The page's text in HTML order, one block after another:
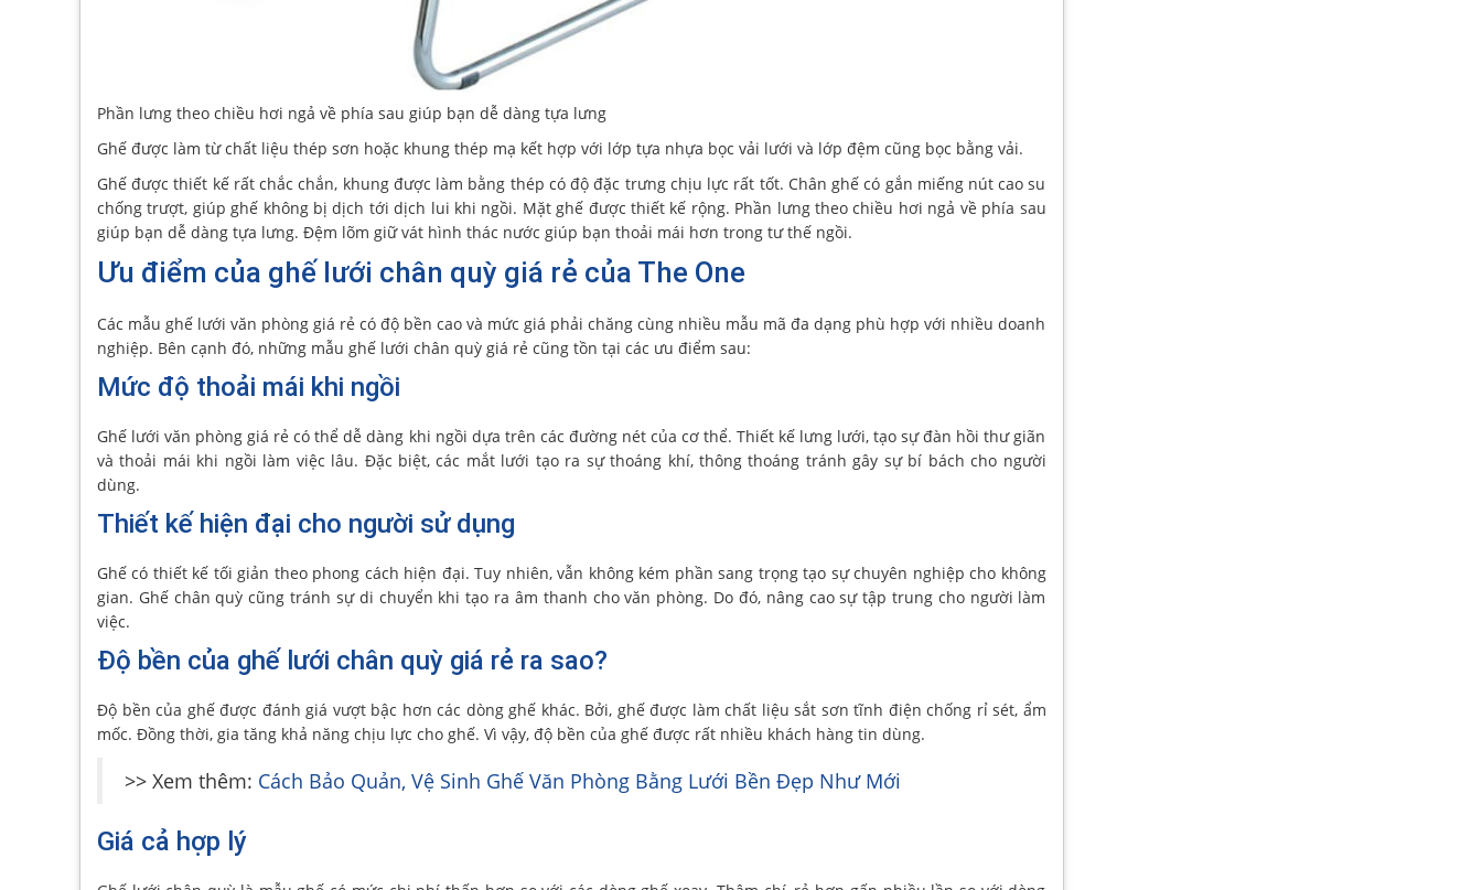
Phần lưng theo chiều hơi ngả về phía sau giúp bạn dễ dàng tựa lưng
Ghế được làm từ chất liệu thép sơn hoặc khung thép mạ kết hợp với lớp tựa nhựa bọc vải lưới và lớp đệm cũng bọc bằng vải.
Ghế được thiết kế rất chắc chắn, khung được làm bằng thép có độ đặc trưng chịu lực rất tốt. Chân ghế có gắn miếng nút cao su
chống trượt, giúp ghế không bị dịch tới dịch lui khi ngồi. Mặt ghế được thiết kế rộng. Phần lưng theo chiều hơi ngả về phía sau
giúp bạn dễ dàng tựa lưng. Đệm lõm giữ vát hình thác nước giúp bạn thoải mái hơn trong tư thế ngồi.
Ưu điểm của ghế lưới chân quỳ giá rẻ của The One
Các mẫu ghế lưới văn phòng giá rẻ có độ bền cao và mức giá phải chăng cùng nhiều mẫu mã đa dạng phù hợp với nhiều doanh
nghiệp. Bên cạnh đó, những mẫu ghế lưới chân quỳ giá rẻ cũng tồn tại các ưu điểm sau:
Mức độ thoải mái khi ngồi
Ghế lưới văn phòng giá rẻ có thể dễ dàng khi ngồi dựa trên các đường nét của cơ thể. Thiết kế lưng lưới, tạo sự đàn hồi thư giãn
và thoải mái khi ngồi làm việc lâu. Đặc biệt, các mắt lưới tạo ra sự thoáng khí, thông thoáng tránh gây sự bí bách cho người
dùng.
Thiết kế hiện đại cho người sử dụng
Ghế có thiết kế tối giản theo phong cách hiện đại. Tuy nhiên, vẫn không kém phần sang trọng tạo sự chuyên nghiệp cho không
gian. Ghế chân quỳ cũng tránh sự di chuyển khi tạo ra âm thanh cho văn phòng. Do đó, nâng cao sự tập trung cho người làm
việc.
Độ bền của ghế lưới chân quỳ giá rẻ ra sao?
Độ bền của ghế được đánh giá vượt bậc hơn các dòng ghế khác. Bởi, ghế được làm chất liệu sắt sơn tĩnh điện chống rỉ sét, ẩm
mốc. Đồng thời, gia tăng khả năng chịu lực cho ghế. Vì vậy, độ bền của ghế được rất nhiều khách hàng tin dùng.
>> Xem thêm: Cách Bảo Quản, Vệ Sinh Ghế Văn Phòng Bằng Lưới Bền Đẹp Như Mới
Giá cả hợp lý